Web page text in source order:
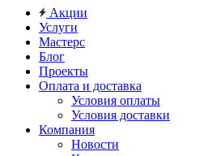
Акции
Услуги
Мастерс
Блог
Проекты
Оплата и доставка
Условия оплаты
Условия доставки
Компания
Новости